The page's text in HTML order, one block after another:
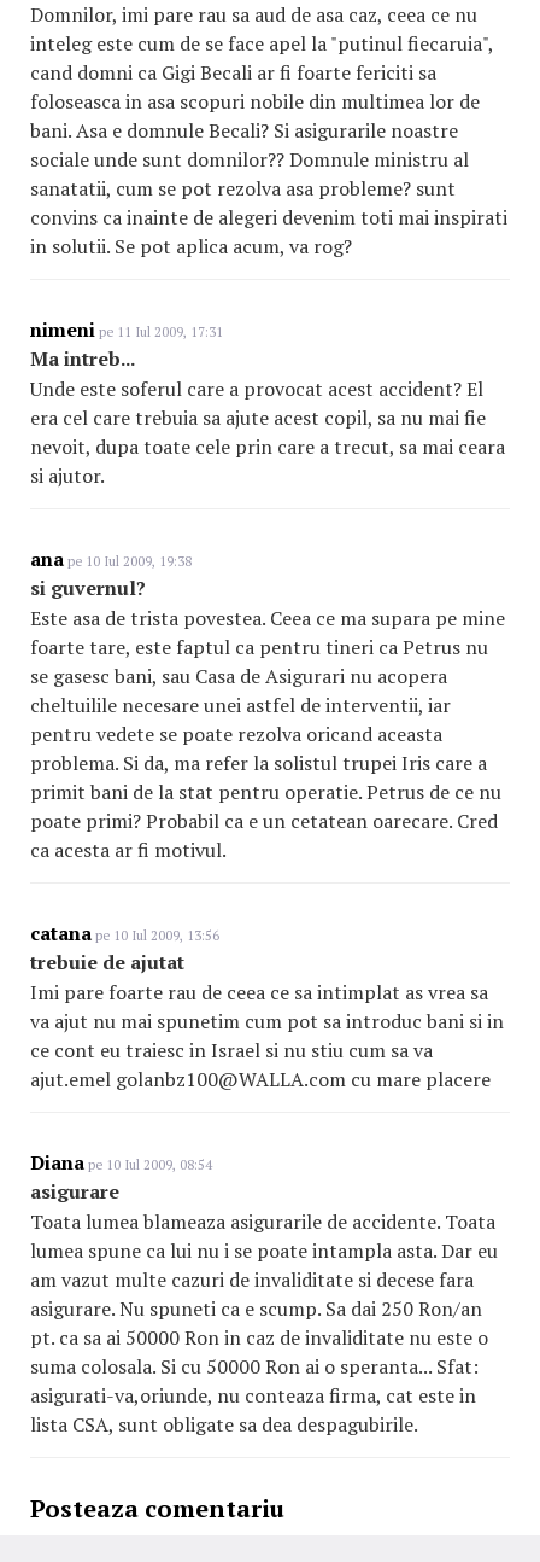
Domnilor, imi pare rau sa aud de asa caz, ceea ce nu
inteleg este cum de se face apel la "putinul fiecaruia",
cand domni ca Gigi Becali ar fi foarte fericiti sa
foloseasca in asa scopuri nobile din multimea lor de
bani. Asa e domnule Becali? Si asigurarile noastre
sociale unde sunt domnilor?? Domnule ministru al
sanatatii, cum se pot rezolva asa probleme? sunt
convins ca inainte de alegeri devenim toti mai inspirati
in solutii. Se pot aplica acum, va rog?
nimeni pe 11 Iul 2009, 17:31
Ma intreb...
Unde este soferul care a provocat acest accident? El
era cel care trebuia sa ajute acest copil, sa nu mai fie
nevoit, dupa toate cele prin care a trecut, sa mai ceara
si ajutor.
ana pe 10 Iul 2009, 19:38
si guvernul?
Este asa de trista povestea. Ceea ce ma supara pe mine
foarte tare, este faptul ca pentru tineri ca Petrus nu
se gasesc bani, sau Casa de Asigurari nu acopera
cheltuilile necesare unei astfel de interventii, iar
pentru vedete se poate rezolva oricand aceasta
problema. Si da, ma refer la solistul trupei Iris care a
primit bani de la stat pentru operatie. Petrus de ce nu
poate primi? Probabil ca e un cetatean oarecare. Cred
ca acesta ar fi motivul.
catana pe 10 Iul 2009, 13:56
trebuie de ajutat
Imi pare foarte rau de ceea ce sa intimplat as vrea sa
va ajut nu mai spunetim cum pot sa introduc bani si in
ce cont eu traiesc in Israel si nu stiu cum sa va
ajut.emel golanbz100@WALLA.com cu mare placere
Diana pe 10 Iul 2009, 08:54
asigurare
Toata lumea blameaza asigurarile de accidente. Toata
lumea spune ca lui nu i se poate intampla asta. Dar eu
am vazut multe cazuri de invaliditate si decese fara
asigurare. Nu spuneti ca e scump. Sa dai 250 Ron/an
pt. ca sa ai 50000 Ron in caz de invaliditate nu este o
suma colosala. Si cu 50000 Ron ai o speranta... Sfat:
asigurati-va,oriunde, nu conteaza firma, cat este in
lista CSA, sunt obligate sa dea despagubirile.
Posteaza comentariu